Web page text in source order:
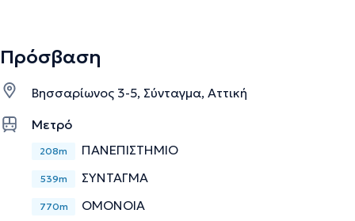
«Επιστήμες της Αγωγής: Ειδική και Ενιαία Εκπαίδευση»
Γνωσιακή - Συμπεριφοριστική Θεραπεία ενηλίκων,
Γνωσιακών και Συμπεριφοριστικών Σπουδών και
Supervision Standards Association for Behavioral and
Επίσης, έχει παρακολουθήσει το Σεμινάριο Σχολικής
Αιγαίου. Διαθέτει εμπειρία έχοντας εργαστεί στο
ψυχοθεραπείας. Επίσης, έχει εργαστεί εθελοντικά σε
Πρόσβαση
Βησσαρίωνος 3-5, Σύνταγμα, Αττική
Μετρό
208m ΠΑΝΕΠΙΣΤΗΜΙΟ
539m ΣΥΝΤΑΓΜΑ
770m ΟΜΟΝΟΙΑ